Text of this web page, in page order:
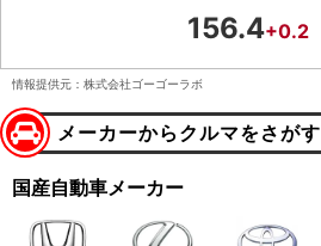
156.4+0.2
情報提供元：株式会社ゴーゴーラボ
メーカーからクルマをさがす
国産自動車メーカー